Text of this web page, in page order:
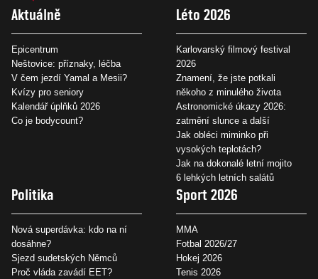
Aktuálně
Epicentrum
Neštovice: příznaky, léčba
V čem jezdí Yamal a Mesii?
Kvízy pro seniory
Kalendář úplňků 2026
Co je bodycount?
Léto 2026
Karlovarský filmový festival
2026
Znamení, že jste potkali
někoho z minulého života
Astronomické úkazy 2026:
zatmění slunce a další
Jak obléci miminko při
vysokých teplotách?
Jak na dokonalé letní mojito
6 lehkých letních salátů
Politika
Nová superdávka: kdo na ní
dosáhne?
Sjezd sudetských Němců
Proč vláda zavádí EET?
Sport 2026
MMA
Fotbal 2026/27
Hokej 2026
Tenis 2026